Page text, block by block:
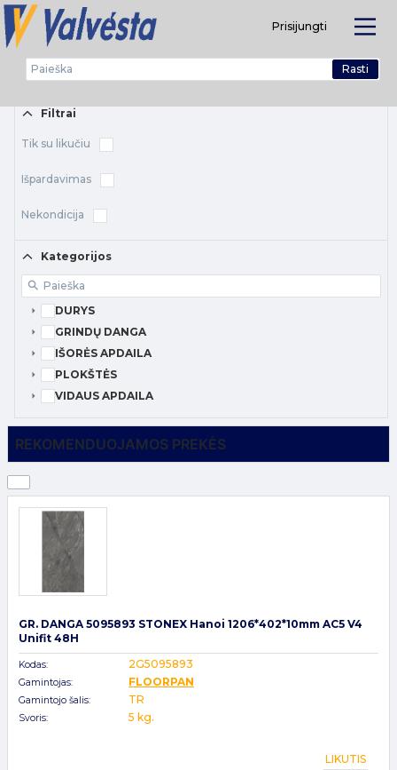
Prisijungti
Rasti
Kategorijos
Filtrai
Tik su likučiu
Išpardavimas
Nekondicija
Kategorijos
DURYS
GRINDŲ DANGA
IŠORĖS APDAILA
PLOKŠTĖS
VIDAUS APDAILA
REKOMENDUOJAMOS PREKĖS
GR. DANGA 5095893 STONEX Hanoi 1206*402*10mm AC5 V4
Unifit 48H
Kodas: 2G5095893
Gamintojas: FLOORPAN
Gamintojo šalis: TR
Svoris: 5 kg.
LIKUTIS